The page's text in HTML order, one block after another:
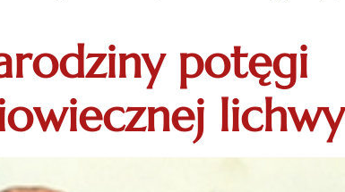
potęgi
lichwy